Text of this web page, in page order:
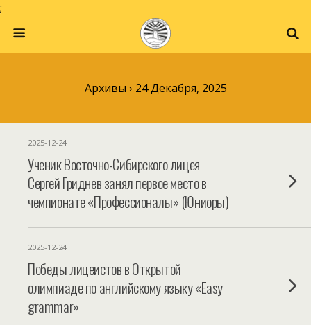
;
Архивы › 24 Декабря, 2025
2025-12-24
Ученик Восточно-Сибирского лицея
Сергей Гриднев занял первое место в
чемпионате «Профессионалы» (Юниоры)
2025-12-24
Победы лицеистов в Открытой
олимпиаде по английскому языку «Easy
grammar»